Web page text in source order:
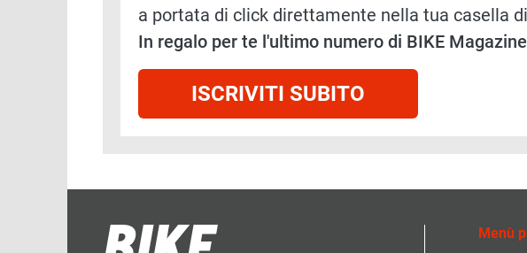
a portata di click direttamente nella tua casella
In regalo per te l'ultimo numero di BIKE
ISCRIVITI SUBITO
Menù